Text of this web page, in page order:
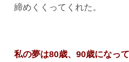
締めくくってくれた。
私の夢は80歳、90歳になっ